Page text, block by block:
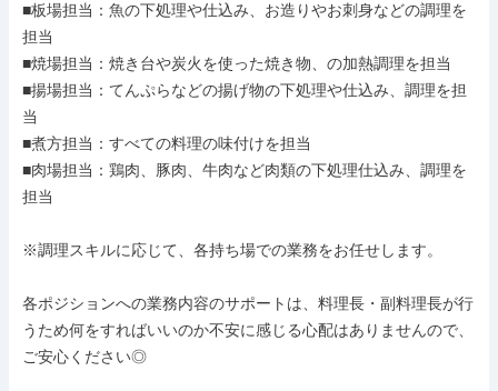
■板場担当：魚の下処理や仕込み、お造りやお刺身などの調理を
担当
■焼場担当：焼き台や炭火を使った焼き物、の加熱調理を担当
■揚場担当：てんぷらなどの揚げ物の下処理や仕込み、調理を担
当
■煮方担当：すべての料理の味付けを担当
■肉場担当：鶏肉、豚肉、牛肉など肉類の下処理仕込み、調理を
担当
※調理スキルに応じて、各持ち場での業務をお任せします。
各ポジションへの業務内容のサポートは、料理長・副料理長が行
うため何をすればいいのか不安に感じる心配はありませんので、
ご安心ください◎